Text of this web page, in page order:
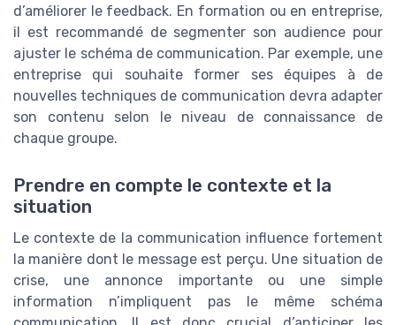
d’améliorer le feedback. En formation ou en entreprise,
il est recommandé de segmenter son audience pour
ajuster le schéma de communication. Par exemple, une
entreprise qui souhaite former ses équipes à de
nouvelles techniques de communication devra adapter
son contenu selon le niveau de connaissance de
chaque groupe.
Prendre en compte le contexte et la
situation
Le contexte de la communication influence fortement
la manière dont le message est perçu. Une situation de
crise, une annonce importante ou une simple
information n’impliquent pas le même schéma